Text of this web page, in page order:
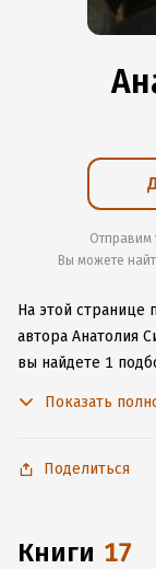
Отправим
Вы можете
На этой странице
автора Анатолия
вы найдете 1
чтобы не
Показать
Поделиться
книги 17